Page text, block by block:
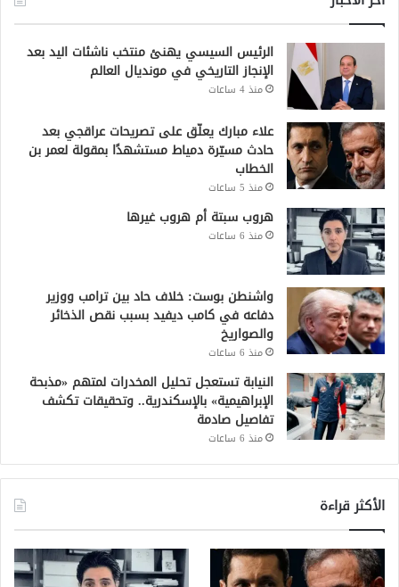
الرئيس السيسي يهنئ منتخب ناشئات اليد بعد
الإنجاز التاريخي في مونديال العالم
منذ 4 ساعات
علاء مبارك يعلّق على تصريحات عراقجي بعد
حادث مسيّرة دمياط مستشهدًا بمقولة لعمر بن
الخطاب
منذ 5 ساعات
هروب سبتة أم هروب غيرها
منذ 6 ساعات
واشنطن بوست: خلاف حاد بين ترامب ووزير
دفاعه في كامب ديفيد بسبب نقص الذخائر
والصواريخ
منذ 6 ساعات
النيابة تستعجل تحليل المخدرات لمتهم «مذبحة
الإبراهيمية» بالإسكندرية.. وتحقيقات تكشف
تفاصيل صادمة
منذ 6 ساعات
الأكثر قراءة